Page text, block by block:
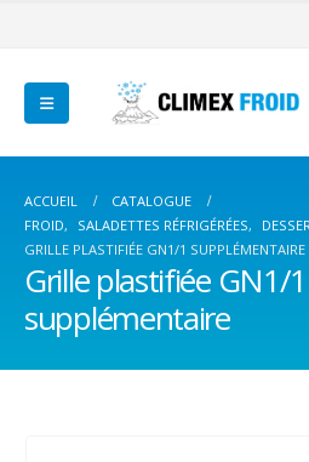
ACCUEIL
CATALOGUE
FROID, SALADETTES RÉFRIGÉRÉES,
GRILLE PLASTIFIÉE GN1/1 SUPPLÉMENTAIRE
Grille plastifiée GN1/1
supplémentaire